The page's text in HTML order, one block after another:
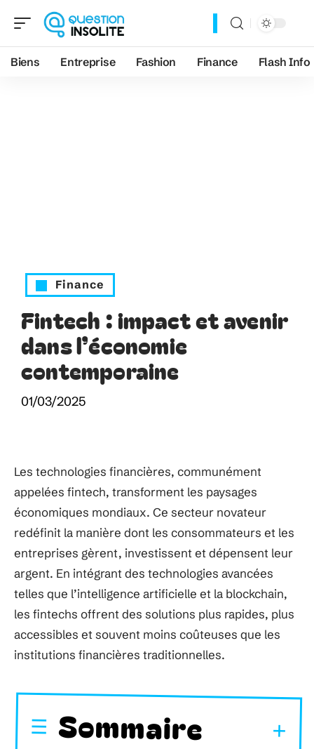
Biens Entreprise Fashion Finance Flash Info
Finance
Fintech : impact et avenir
dans l’économie
contemporaine
01/03/2025
Les technologies financières, communément
appelées fintech, transforment les paysages
économiques mondiaux. Ce secteur novateur
redéfinit la manière dont les consommateurs et les
entreprises gèrent, investissent et dépensent leur
argent. En intégrant des technologies avancées
telles que l’intelligence artificielle et la blockchain,
les fintechs offrent des solutions plus rapides, plus
accessibles et souvent moins coûteuses que les
institutions financières traditionnelles.
Sommaire